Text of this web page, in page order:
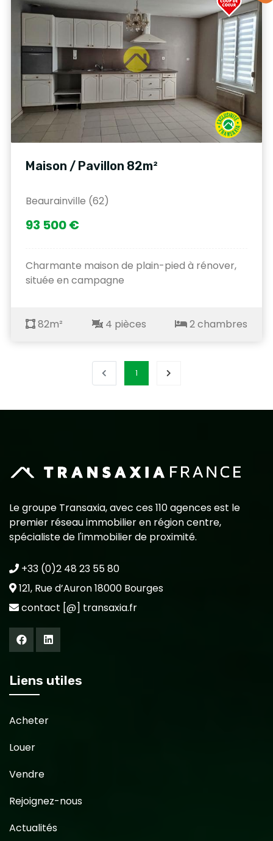
Maison / Pavillon 82m²
Beaurainville (62)
93 500 €
Charmante maison de plain-pied à rénover,
située en campagne
82m² 4 pièces 2 chambres
1
Le groupe Transaxia, avec ces 110 agences est le
premier réseau immobilier en région centre,
spécialiste de l'immobilier de proximité.
+33 (0)2 48 23 55 80
121, Rue d’Auron 18000 Bourges
contact [@] transaxia.fr
Liens utiles
Acheter
Louer
Vendre
Rejoignez-nous
Actualités